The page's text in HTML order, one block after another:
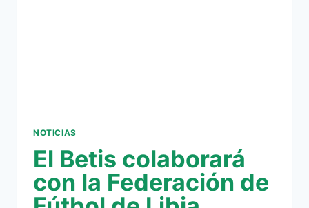
NOTICIAS
El Betis colaborará
con la Federación de